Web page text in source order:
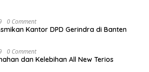
0 Comment
Kantor DPD Gerindra di Banten
0 Comment
dan Kelebihan All New Terios